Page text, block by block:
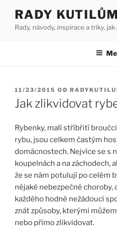
obsahu
RADY KUTILŮM
Rady, návody, inspirace a triky,
PUBLIKOVÁNO
11/23/2015 OD
Jak zlikvidovat
Rybenky, malí stříbřití
rybu, jsou celkem častým
domácnostech. Nejvíce se s
koupelnách a na záchodech,
že se nám potulují po celém
nějaké nebezpečné choroby,
každého hodně nežádoucí
znát způsoby, kterými
nebo přímo zlikvidovat.